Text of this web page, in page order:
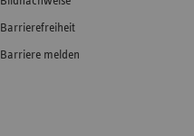
Barrierefreiheit
Barriere melden